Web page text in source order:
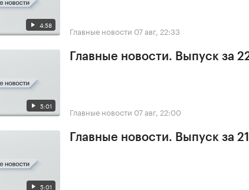
4:58 Главные новости 07 авг, 22:33
5:01
Главные новости. Выпуск за
Главные новости 07 авг, 22:00
5:01
Главные новости. Выпуск за